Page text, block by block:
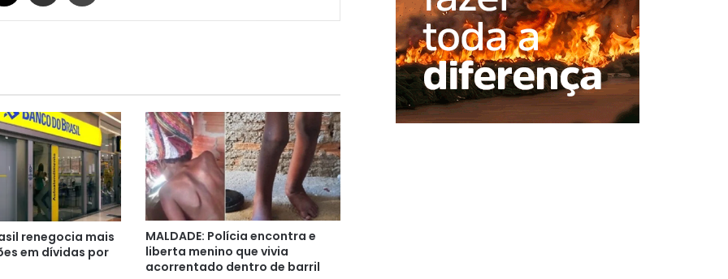
renegocia mais
em dívidas por
MALDADE: Polícia encontra e
liberta menino que vivia
acorrentado dentro de barril